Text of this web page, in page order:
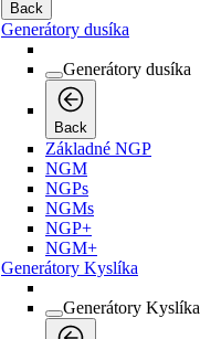
Back
Generátory dusíka
Generátory dusíka
Back
Základné NGP
NGM
NGPs
NGMs
NGP+
NGM+
Generátory Kyslíka
Generátory Kyslíka